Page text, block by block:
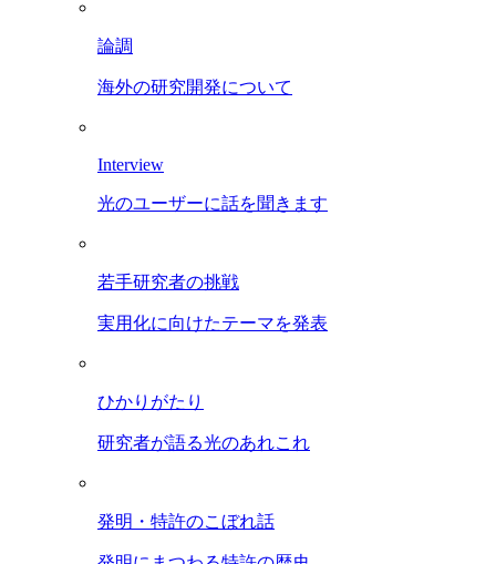
論調
海外の研究開発について
Interview
光のユーザーに話を聞きます
若手研究者の挑戦
実用化に向けたテーマを発表
ひかりがたり
研究者が語る光のあれこれ
発明・特許のこぼれ話